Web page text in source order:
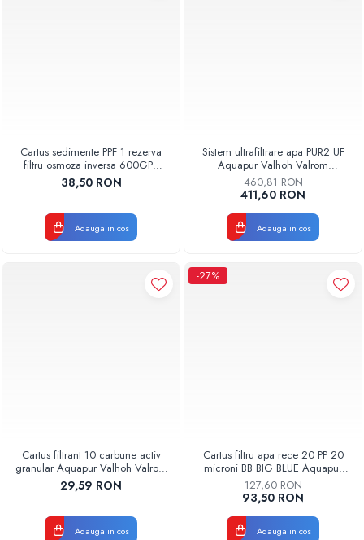
Cartus sedimente PPF 1 rezerva
filtru osmoza inversa 600GPD
87220370601 RO-600 Aquapur
Valhoh Valrom
38,50 RON
Adauga in cos
Sistem ultrafiltrare apa PUR2 UF
Aquapur Valhoh Valrom
AQUA04220411020
460,81 RON
411,60 RON
Adauga in cos
Cartus filtrant 10 carbune activ
granular Aquapur Valhoh Valrom
AQUA07000510000
29,59 RON
Adauga in cos
-27%
Cartus filtru apa rece 20 PP 20
microni BB BIG BLUE Aquapur
Valhoh Valrom
AQUA07100120020
127,60 RON
93,50 RON
Adauga in cos